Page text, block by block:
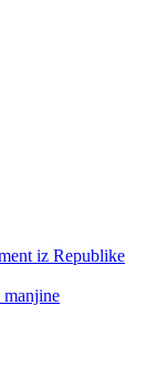
iz Republike
manjine